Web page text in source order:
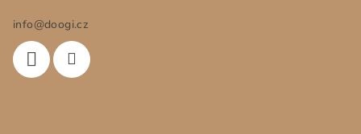
info@doogi.cz